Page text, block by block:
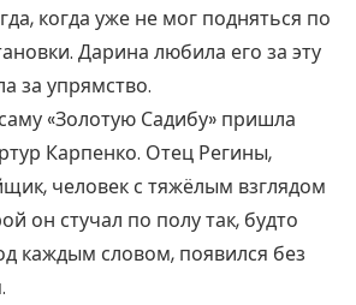
когда уже не мог подняться по
Дарина любила его за эту
за упрямство.
«Золотую Садибу» пришла
Карпенко. Отец Регины,
человек с тяжёлым взглядом
он стучал по полу так, будто
каждым словом, появился без